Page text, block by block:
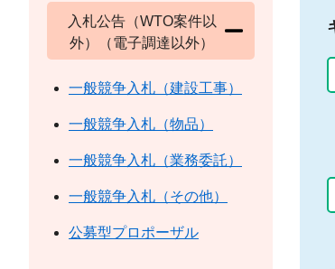
入札公告（WTO案件以
外）（電子調達以外）
一般競争入札（建設工事）
一般競争入札（物品）
一般競争入札（業務委託）
一般競争入札（その他）
公募型プロポーザル